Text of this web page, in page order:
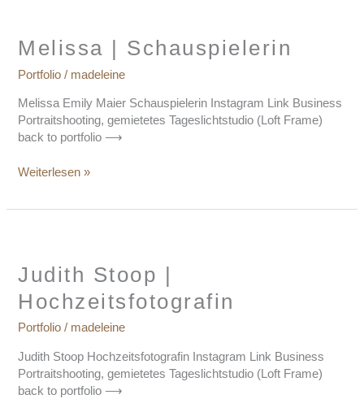
Melissa | Schauspielerin
Portfolio / madeleine
Melissa Emily Maier Schauspielerin Instagram Link Business
Portraitshooting, gemietetes Tageslichtstudio (Loft Frame)
back to portfolio ⟶
Schauspielerin
Weiterlesen »
Judith Stoop |
Hochzeitsfotografin
Portfolio / madeleine
Judith Stoop Hochzeitsfotografin Instagram Link Business
Portraitshooting, gemietetes Tageslichtstudio (Loft Frame)
back to portfolio ⟶
Hochzeitsfotografin